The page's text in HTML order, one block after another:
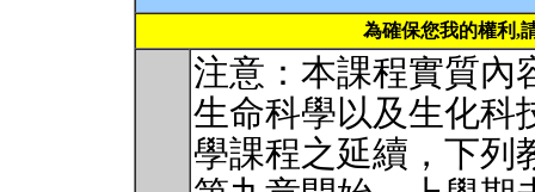
為確保您我的權利,
注意：本課程實質內
生命科學以及生化科
學課程之延續，下列